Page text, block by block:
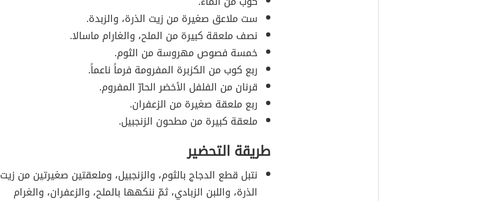
ست ملاعق صغيرة من زيت الذرة، والزبدة.
نصف ملعقة كبيرة من الملح، والغارام ماسالا.
خمسة فصوص مهروسة من الثوم.
ربع كوب من الكزبرة المفرومة فرماً ناعماً.
قرنان من الفلفل الأخضر الحارّ المفروم.
ربع ملعقة صغيرة من الزعفران.
ملعقة كبيرة من مطحون الزنجبيل.
طريقة التحضير
نتبل قطع الدجاج بالثوم، والزنجبيل، وملعقتين صغيرتين من زيت
الذرة، واللبن الزبادي، ثمّ ننكهها بالملح، والزعفران، والغرام